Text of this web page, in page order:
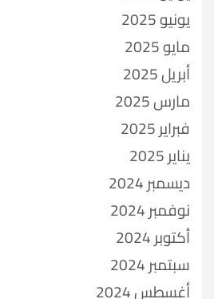
يونيو 2025
مايو 2025
أبريل 2025
مارس 2025
فبراير 2025
يناير 2025
ديسمبر 2024
نوفمبر 2024
أكتوبر 2024
سبتمبر 2024
أغسطس 2024